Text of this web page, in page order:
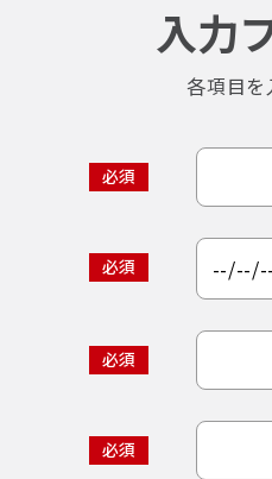
入力
各項目を
必須
必須
必須
必須